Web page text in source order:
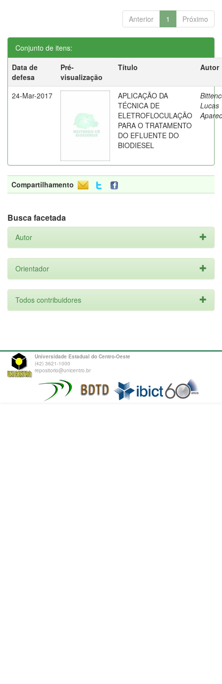
Anterior 1 Próximo
Conjunto de itens:
Data de
defesa
Pré-
visualização
Título Autor
24-Mar-2017
APLICAÇÃO DA
TÉCNICA DE
ELETROFLOCULAÇÃO
PARA O TRATAMENTO
DO EFLUENTE DO
BIODIESEL
Lucas
Compartilhamento
Busca facetada
Autor
Orientador
Todos contribuidores
Universidade Estadual do Centro-Oeste
(42) 3621-1000
repositorio@unicentro.br